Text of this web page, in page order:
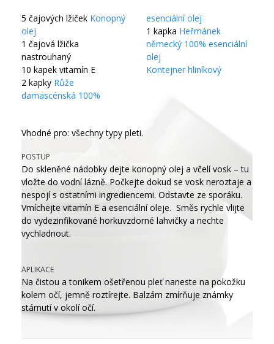
5 čajových lžiček Konopný
olej
1 čajová lžička
nastrouhaný
10 kapek vitamín E
2 kapky Růže
damascénská 100%
esenciální olej
1 kapka Heřmánek
německý 100% esenciální
olej
Kontejner hliníkový
Vhodné pro: všechny typy pleti.
POSTUP
Do skleněné nádobky dejte konopný olej a včelí vosk – tu
vložte do vodní lázně. Počkejte dokud se vosk neroztaje a
nespojí s ostatními ingrediencemi. Odstavte ze sporáku.
Vmíchejte vitamín E a esenciální oleje. Směs rychle vlijte
do vydezinfikované horkuvzdorné lahvičky a nechte
vychladnout.
APLIKACE
Na čistou a tonikem ošetřenou pleť naneste na pokožku
kolem očí, jemně roztírejte. Balzám zmírňuje známky
stárnutí v okolí očí.